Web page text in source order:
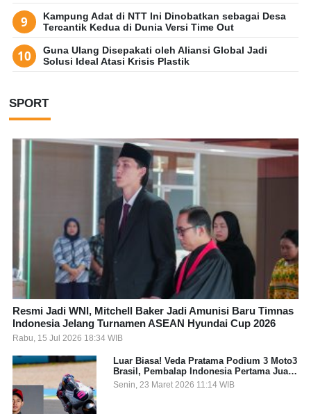
Kampung Adat di NTT Ini Dinobatkan sebagai Desa
Tercantik Kedua di Dunia Versi Time Out
Guna Ulang Disepakati oleh Aliansi Global Jadi
Solusi Ideal Atasi Krisis Plastik
SPORT
Resmi Jadi WNI, Mitchell Baker Jadi Amunisi Baru Timnas
Indonesia Jelang Turnamen ASEAN Hyundai Cup 2026
Rabu, 15 Jul 2026 18:34 WIB
Luar Biasa! Veda Pratama Podium 3 Moto3
Brasil, Pembalap Indonesia Pertama Juara
Grand Prix
Senin, 23 Maret 2026 11:14 WIB